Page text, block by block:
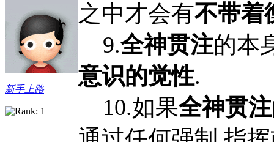
新手上路
之中才会有不带着
9.全神贯注的本
意识的觉性.
10.如果全神贯注